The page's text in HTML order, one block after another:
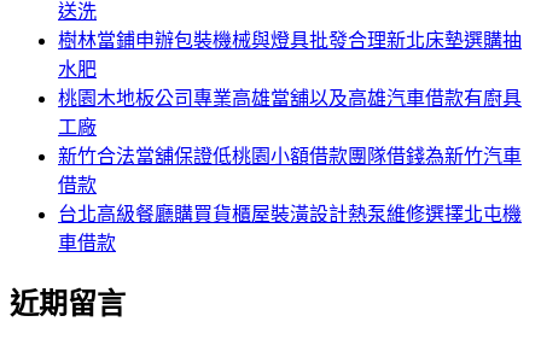
送洗
樹林當鋪申辦包裝機械與燈具批發合理新北床墊選購抽
水肥
桃園木地板公司專業高雄當舖以及高雄汽車借款有廚具
工廠
新竹合法當舖保證低桃園小額借款團隊借錢為新竹汽車
借款
台北高級餐廳購買貨櫃屋裝潢設計熱泵維修選擇北屯機
車借款
近期留言